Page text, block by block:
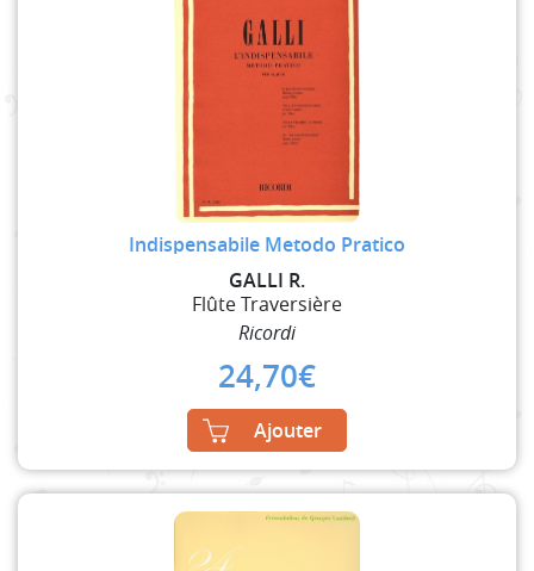
Indispensabile Metodo Pratico
GALLI R.
Flûte Traversière
Ricordi
24,70€
Ajouter